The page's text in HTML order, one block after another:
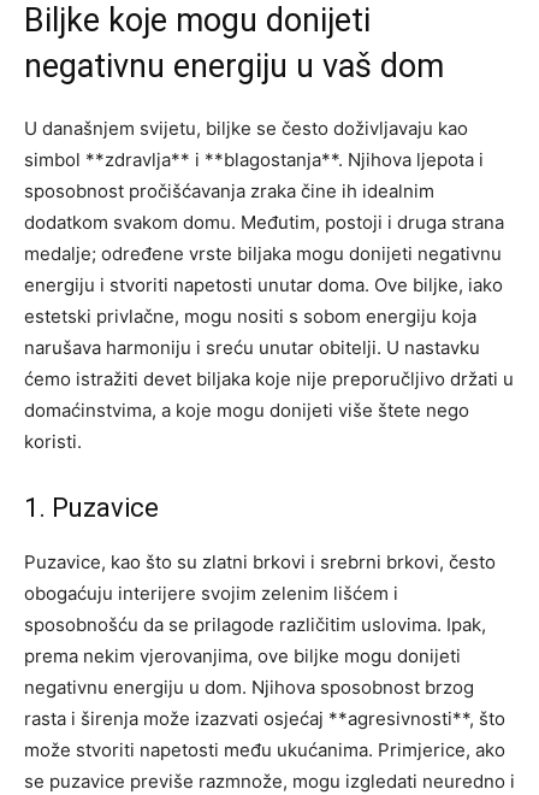
Biljke koje mogu donijeti
negativnu energiju u vaš dom
U današnjem svijetu, biljke se često doživljavaju kao
simbol **zdravlja** i **blagostanja**. Njihova ljepota i
sposobnost pročišćavanja zraka čine ih idealnim
dodatkom svakom domu. Međutim, postoji i druga strana
medalje; određene vrste biljaka mogu donijeti negativnu
energiju i stvoriti napetosti unutar doma. Ove biljke, iako
estetski privlačne, mogu nositi s sobom energiju koja
narušava harmoniju i sreću unutar obitelji. U nastavku
ćemo istražiti devet biljaka koje nije preporučljivo držati u
domaćinstvima, a koje mogu donijeti više štete nego
koristi.
1. Puzavice
Puzavice, kao što su zlatni brkovi i srebrni brkovi, često
obogaćuju interijere svojim zelenim lišćem i
sposobnošću da se prilagode različitim uslovima. Ipak,
prema nekim vjerovanjima, ove biljke mogu donijeti
negativnu energiju u dom. Njihova sposobnost brzog
rasta i širenja može izazvati osjećaj **agresivnosti**, što
može stvoriti napetosti među ukućanima. Primjerice, ako
se puzavice previše razmnože, mogu izgledati neuredno i